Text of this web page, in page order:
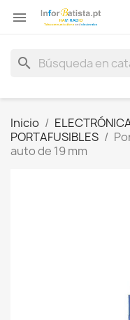

search
Inicio
PORTAFUSIBLES
auto de 19 mm